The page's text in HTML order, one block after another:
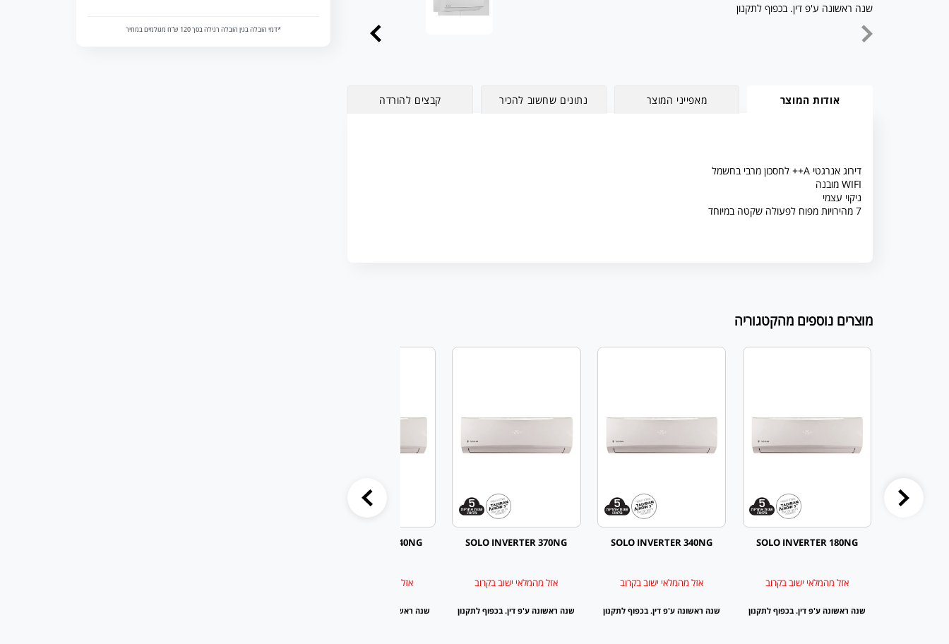
שנה ראשונה ע'פ דין. בכפוף לתקנון
אודות המוצר מאפייני המוצר נתונים שחשוב להכיר קבצים להורדה
דירוג אנרגטי A++ לחסכון מרבי בחשמל
WIFI מובנה
ניקוי עצמי
7 מהירויות מפוח לפעולה שקטה במיוחד
מוצרים נוספים מהקטגוריה
SOLO INVERTER 180NG
אזל מהמלאי ישוב בקרוב
שנה ראשונה ע'פ דין. בכפוף לתקנון
SOLO INVERTER 340NG
אזל מהמלאי ישוב בקרוב
שנה ראשונה ע'פ דין. בכפוף לתקנון
SOLO INVERTER 370NG
אזל מהמלאי ישוב בקרוב
שנה ראשונה ע'פ דין. בכפוף לתקנון
SOLO INVERTER 240NG
אזל מהמלאי ישוב בקרוב
שנה ראשונה ע'פ דין. בכפוף לתקנון
*דמי הובלה בגין הובלה רגילה בסך 120 ש”ח מגולמים במחיר